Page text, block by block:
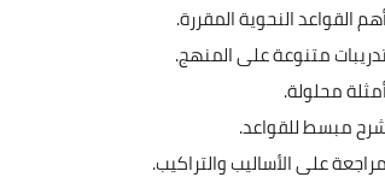
القواعد النحوية المقررة.
متنوعة على المنهج.
محلولة.
مبسط للقواعد.
مراجعة على الأساليب والتراكيب.